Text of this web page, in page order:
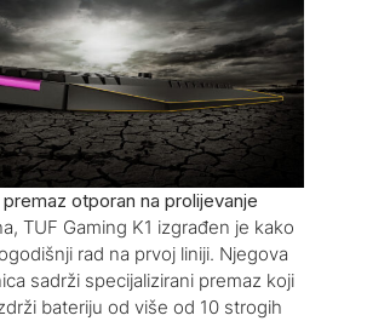
otporan na prolijevanje
TUF Gaming K1 izgrađen je kako
rad na prvoj liniji. Njegova
sadrži specijalizirani premaz koji
bateriju od više od 10 strogih